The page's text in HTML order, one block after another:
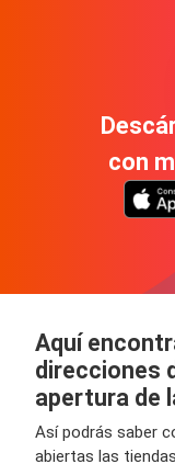
con
Aquí
direcciones
apertura de
Así podrás saber
abiertas las